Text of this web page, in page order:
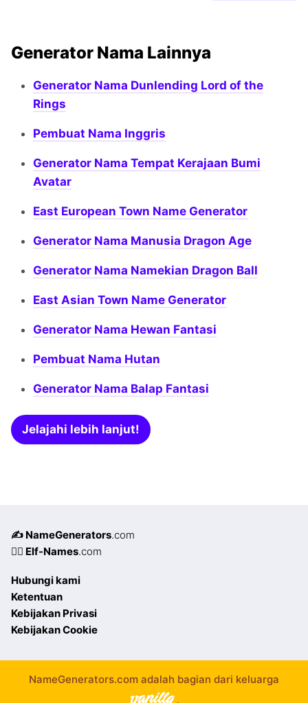
Generator Nama Lainnya
Generator Nama Dunlending Lord of the
Rings
Pembuat Nama Inggris
Generator Nama Tempat Kerajaan Bumi
Avatar
East European Town Name Generator
Generator Nama Manusia Dragon Age
Generator Nama Namekian Dragon Ball
East Asian Town Name Generator
Generator Nama Hewan Fantasi
Pembuat Nama Hutan
Generator Nama Balap Fantasi
Jelajahi lebih lanjut!
✍️ NameGenerators.com
🧝‍♀️ Elf-Names.com
Hubungi kami
Ketentuan
Kebijakan Privasi
Kebijakan Cookie
NameGenerators.com adalah bagian dari keluarga
.